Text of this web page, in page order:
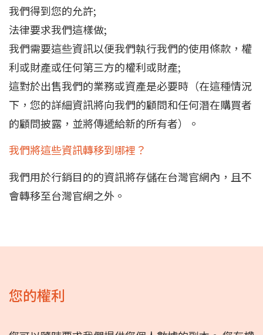
我們得到您的允許;
法律要求我們這樣做;
我們需要這些資訊以便我們執行我們的使用條款，權
利或財產或任何第三方的權利或財產;
這對於出售我們的業務或資產是必要時（在這種情況
下，您的詳細資訊將向我們的顧問和任何潛在購買者
的顧問披露，並將傳遞給新的所有者）。
我們將這些資訊轉移到哪裡？
我們用於行銷目的的資訊將存儲在台灣官網內，且不
會轉移至台灣官網之外。
您的權利